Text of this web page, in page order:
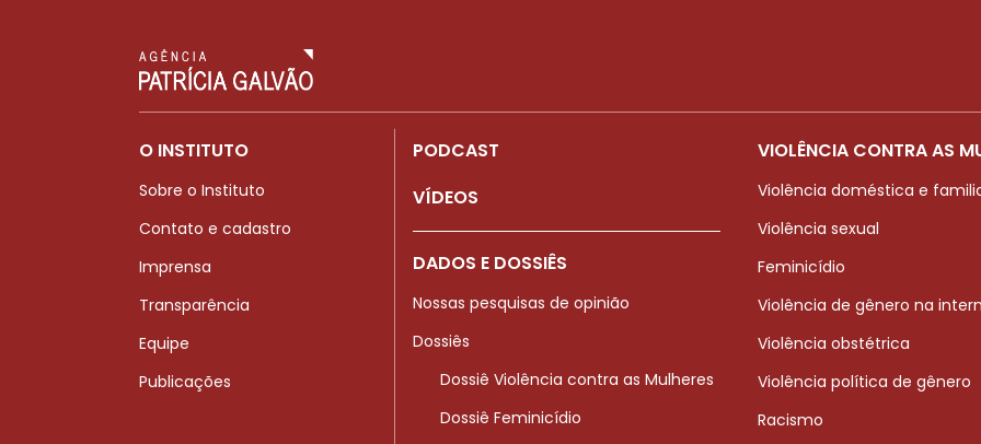
O INSTITUTO
Sobre o Instituto
Contato e cadastro
Imprensa
Transparência
Equipe
Publicações
PODCAST
VÍDEOS
DADOS E DOSSIÊS
Nossas pesquisas de opinião
Dossiês
Dossiê Violência contra as Mulheres
Dossiê Feminicídio
VIOLÊNCIA CONTRA AS
Violência doméstica e
Violência sexual
Feminicídio
Violência de gênero na
Violência obstétrica
Violência política de gênero
Racismo